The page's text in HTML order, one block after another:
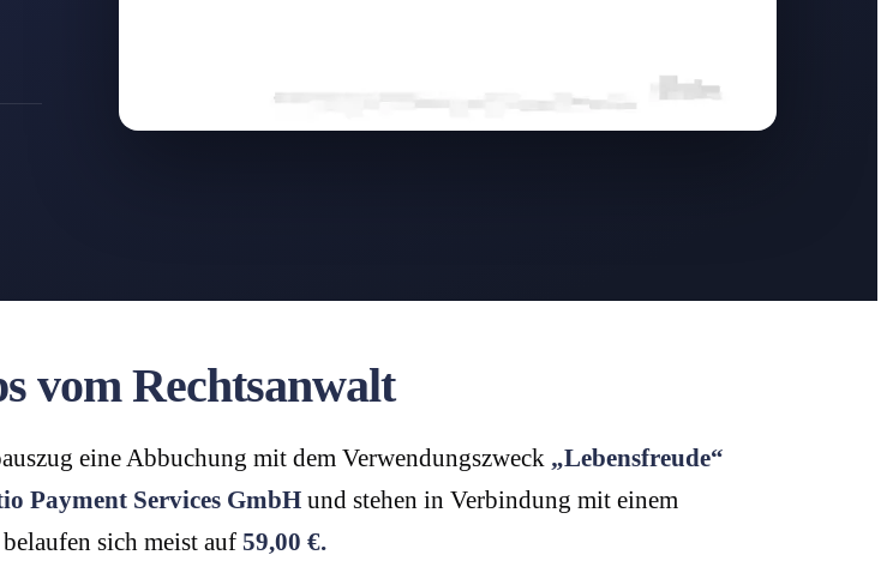
vom Rechtsanwalt
eine Abbuchung mit dem Verwendungszweck „Lebensfreude“
Payment Services GmbH und stehen in Verbindung mit einem
sich meist auf 59,00 €.